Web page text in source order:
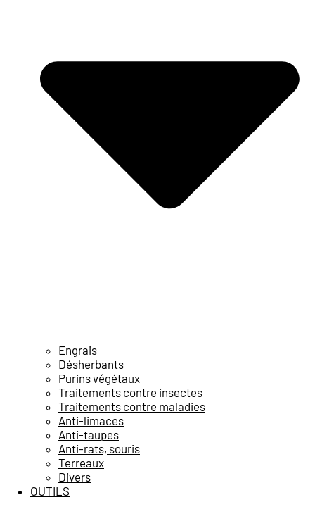
Engrais
Désherbants
Purins végétaux
Traitements contre insectes
Traitements contre maladies
Anti-limaces
Anti-taupes
Anti-rats, souris
Terreaux
Divers
OUTILS